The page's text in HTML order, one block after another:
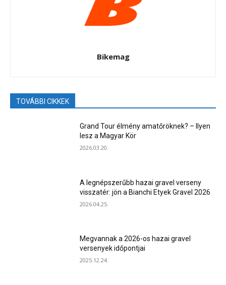
Bikemag
TOVÁBBI CIKKEK
Grand Tour élmény amatőröknek? – Ilyen
lesz a Magyar Kör
2026.03.20.
A legnépszerűbb hazai gravel verseny
visszatér: jön a Bianchi Etyek Gravel 2026
2026.04.25.
Megvannak a 2026-os hazai gravel
versenyek időpontjai
2025.12.24.